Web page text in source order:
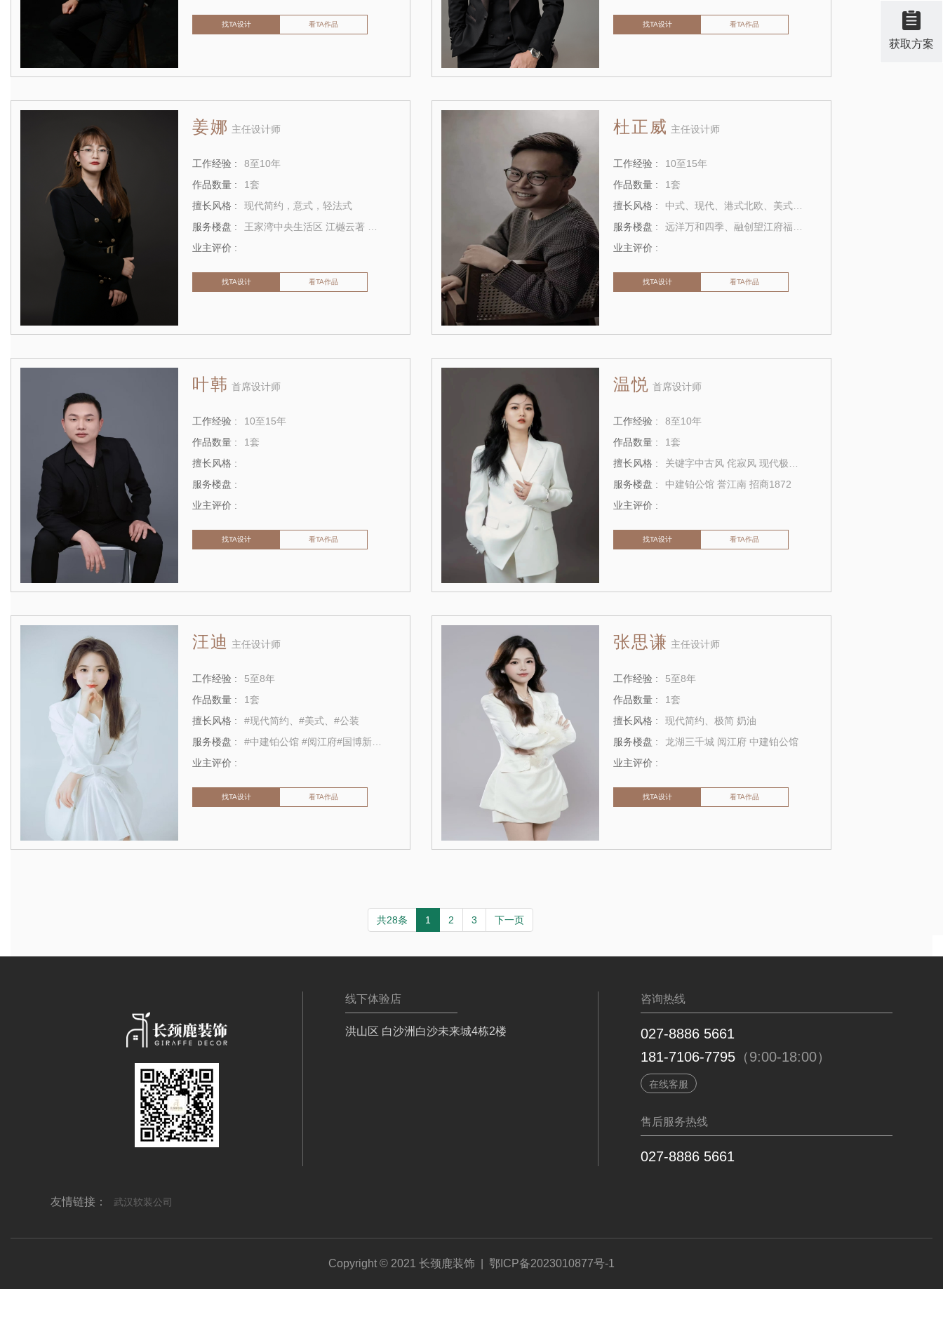
找TA设计 看TA作品 找TA设计 看TA作品
姜娜 主任设计师
工作经验 :
8至10年
作品数量 :
1套
擅长风格 :
现代简约，意式，轻法式
服务楼盘 :
业主评价 :
找TA设计 看TA作品
杜正威 主任设计师
工作经验 :
10至15年
作品数量 :
1套
擅长风格 :
服务楼盘 :
业主评价 :
找TA设计 看TA作品
叶韩 首席设计师
工作经验 :
10至15年
作品数量 :
1套
擅长风格 :
服务楼盘 :
业主评价 :
找TA设计 看TA作品
温悦 首席设计师
工作经验 :
8至10年
作品数量 :
1套
擅长风格 :
服务楼盘 :
中建铂公馆 誉江南 招商1872
业主评价 :
找TA设计 看TA作品
汪迪 主任设计师
工作经验 :
5至8年
作品数量 :
1套
擅长风格 :
#现代简约、#美式、#公装
服务楼盘 :
业主评价 :
找TA设计 看TA作品
张思谦 主任设计师
工作经验 :
5至8年
作品数量 :
1套
擅长风格 :
现代简约、极简 奶油
服务楼盘 :
龙湖三千城 阅江府 中建铂公馆
业主评价 :
找TA设计 看TA作品
共28条 1 2 3 下一页
线下体验店
洪山区 白沙洲白沙未来城4栋2楼
咨询热线
027-8886 5661
181-7106-7795（9:00-18:00）
在线客服
售后服务热线
027-8886 5661
友情链接： 武汉软装公司
Copyright © 2021 长颈鹿装饰 | 鄂ICP备2023010877号-1
获取方案